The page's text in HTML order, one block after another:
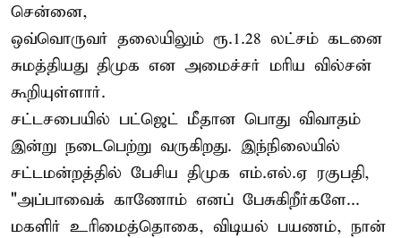
சென்னை,
ஒவ்வொருவர் தலையிலும் ரூ.1.28 லட்சம் கடனை
சுமத்தியது திமுக என அமைச்சர் மரிய வில்சன்
கூறியுள்ளார்.
சட்டசபையில் பட்ஜெட் மீதான பொது விவாதம்
இன்று நடைபெற்று வருகிறது. இந்நிலையில்
சட்டமன்றத்தில் பேசிய திமுக எம்.எல்.ஏ ரகுபதி,
"அப்பாவைக் காணோம் எனப் பேசுகிறீர்களே...
மகளிர் உரிமைத்தொகை, விடியல் பயணம், நான்